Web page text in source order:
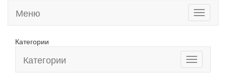
Toggle
Меню
Категории
Toggle
navigation
Категории